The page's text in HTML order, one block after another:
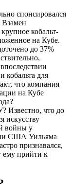
спонсировался
Взамен
кобальт-
на Кубе.
до 37%
кобальта для
что компания
на Кубе
Известно, что до
искусству
войны у
США Уильяма
признавался,
ему прийти к